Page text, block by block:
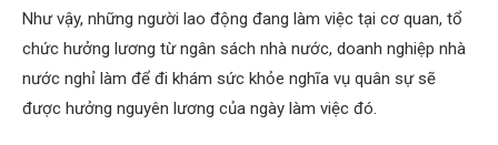
Như vậy, những người lao động đang làm việc tại cơ quan, tổ
chức hưởng lương từ ngân sách nhà nước, doanh nghiệp nhà
nước nghỉ làm để đi khám sức khỏe nghĩa vụ quân sự sẽ
được hưởng nguyên lương của ngày làm việc đó.